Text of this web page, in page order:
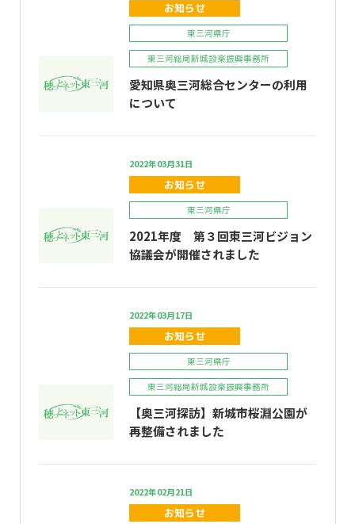
お知らせ
東三河県庁
東三河総局新城設楽振興事務所
愛知県奥三河総合センターの利用
について
2022年03月31日
お知らせ
東三河県庁
2021年度 第３回東三河ビジョン
協議会が開催されました
2022年03月17日
お知らせ
東三河県庁
東三河総局新城設楽振興事務所
【奥三河探訪】新城市桜淵公園が
再整備されました
2022年02月21日
お知らせ